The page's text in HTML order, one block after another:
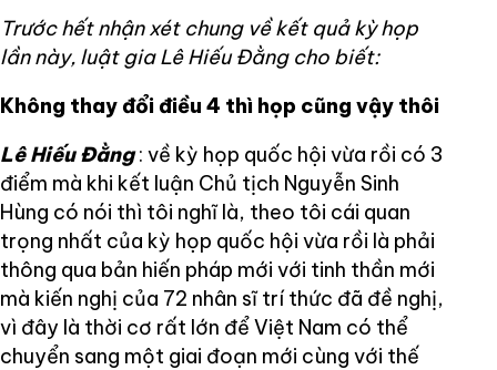
Trước hết nhận xét chung về kết quả kỳ họp
lần này, luật gia Lê Hiếu Đằng cho biết:
Không thay đổi điều 4 thì họp cũng vậy thôi
Lê Hiếu Đằng : về kỳ họp quốc hội vừa rồi có 3
điểm mà khi kết luận Chủ tịch Nguyễn Sinh
Hùng có nói thì tôi nghĩ là, theo tôi cái quan
trọng nhất của kỳ họp quốc hội vừa rồi là phải
thông qua bản hiến pháp mới với tinh thần mới
mà kiến nghị của 72 nhân sĩ trí thức đã đề nghị,
vì đây là thời cơ rất lớn để Việt Nam có thể
chuyển sang một giai đoạn mới cùng với thế